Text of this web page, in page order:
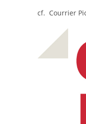
cf. Courrier